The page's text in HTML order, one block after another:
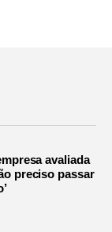
avaliada
preciso passar